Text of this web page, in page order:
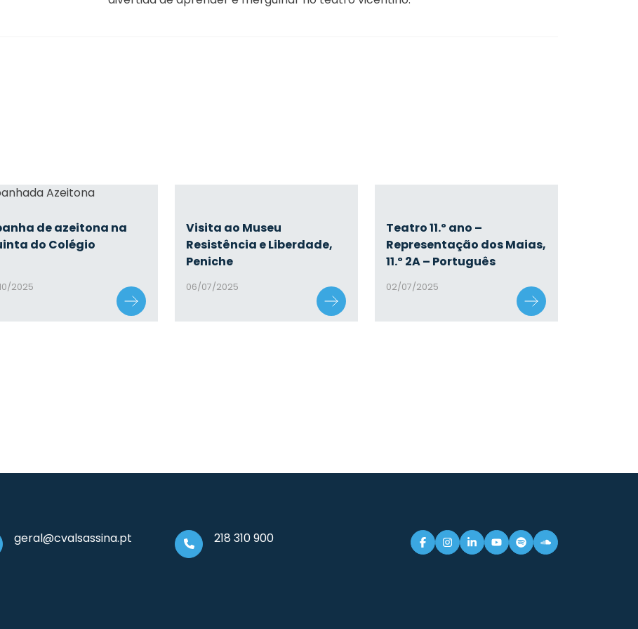
de azeitona na
do Colégio
2025
Visita ao Museu
Resistência e Liberdade,
Peniche
06/07/2025
Teatro 11.º ano –
Representação dos Maias,
11.º 2A – Português
02/07/2025
geral@cvalsassina.pt 218 310 900